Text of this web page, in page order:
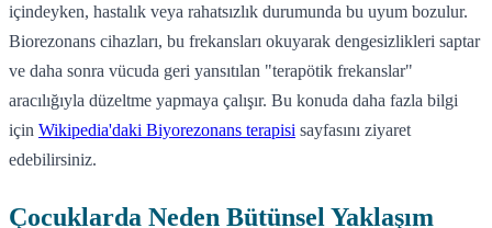
içindeyken, hastalık veya rahatsızlık durumunda bu uyum bozulur.
Biorezonans cihazları, bu frekansları okuyarak dengesizlikleri saptar
ve daha sonra vücuda geri yansıtılan "terapötik frekanslar"
aracılığıyla düzeltme yapmaya çalışır. Bu konuda daha fazla bilgi
için Wikipedia'daki Biyorezonans terapisi sayfasını ziyaret
edebilirsiniz.
Çocuklarda Neden Bütünsel Yaklaşım